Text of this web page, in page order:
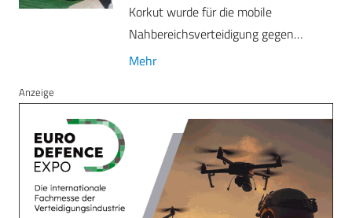
Korkut wurde für die mobile
Nahbereichsverteidigung gegen…
Mehr
Anzeige